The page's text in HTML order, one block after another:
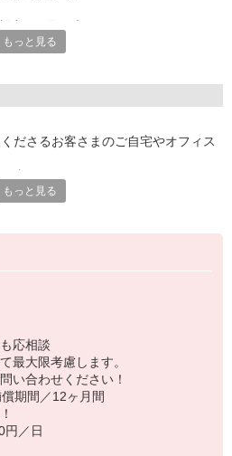
ている方をバックアップ◎
で快くフォロー
トならではの
リ解決に導きます☆
もっと見る
ださるお客さまのご自宅やオフィス
う楽しさ、健康的な生活にお役立ち
立をしているHさん。
としてご紹介いたします！
す。
け
届けの準備
集計作業
て帰宅
もっと見る
応相談
最大限考慮します。
い合わせください！
期間／12ヶ月間
円／日